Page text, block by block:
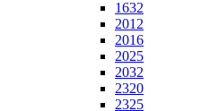
1632
2012
2016
2025
2032
2320
2325